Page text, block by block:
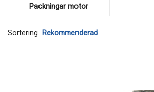
Packningar motor
Sortering